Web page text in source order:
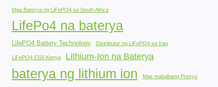
Mga Baterya ng LiFePO4 sa South Africa
LifePo4 na baterya
LifePO4 Battery Technology Distributor ng LiFePO4 sa Iraq
LiFePO4 ESS Kenya Lithium-Ion na Baterya
baterya ng lithium ion Mas mababang Presyo